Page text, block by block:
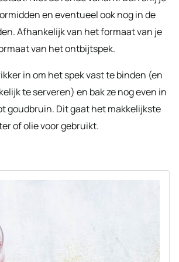
en eventueel ook nog in de
Afhankelijk van het formaat van je
van het ontbijtspek.
in om het spek vast te binden (en
te serveren) en bak ze nog even in
goudbruin. Dit gaat het makkelijkste
of olie voor gebruikt.